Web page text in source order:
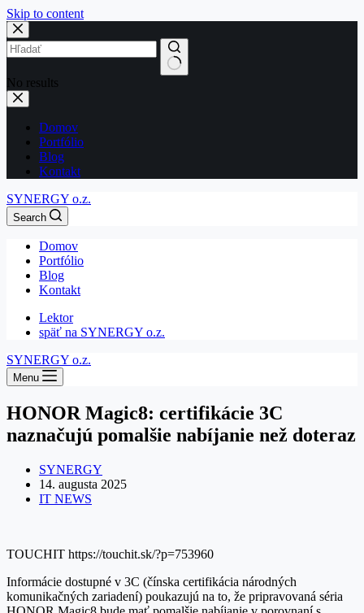
Skip to content
No results
Domov
Portfólio
Blog
Kontakt
SYNERGY o.z.
Search
Domov
Portfólio
Blog
Kontakt
Lektor
späť na SYNERGY o.z.
SYNERGY o.z.
Menu
HONOR Magic8: certifikácie 3C
naznačujú pomalšie nabíjanie než doteraz
SYNERGY
14. augusta 2025
IT NEWS
TOUCHIT https://touchit.sk/?p=753960
Informácie dostupné v 3C (čínska certifikácia národných
komunikačných zariadení) poukazujú na to, že pripravovaná séria